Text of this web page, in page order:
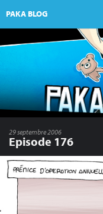
PAKA BLOG
29 septembre 2006
Episode 176